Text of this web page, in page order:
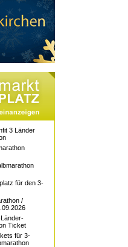
3 Länder
für den 3-
/
Ticket
für 3-